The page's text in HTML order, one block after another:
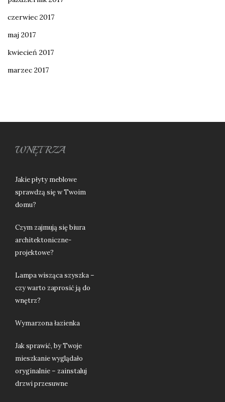
czerwiec 2017
maj 2017
kwiecień 2017
marzec 2017
WNĘTRZA
Jakie płyty meblowe
sprawdzą się w Twoim
domu?
Czym zajmują się biura
architektoniczne-
projektowe?
Lampa wisząca szyszka –
czy warto zaprosić ją do
wnętrz?
Wymarzona łazienka
Jak sprawić, by Twoje
mieszkanie wyglądało
oryginalnie – zainstaluj
drzwi przesuwne